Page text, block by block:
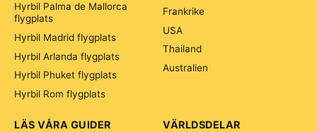
Hyrbil Palma de Mallorca
flygplats
Hyrbil Madrid flygplats
Hyrbil Arlanda flygplats
Hyrbil Phuket flygplats
Hyrbil Rom flygplats
Frankrike
USA
Thailand
Australien
VÄRLDSDELAR
LÄS VÅRA GUIDER